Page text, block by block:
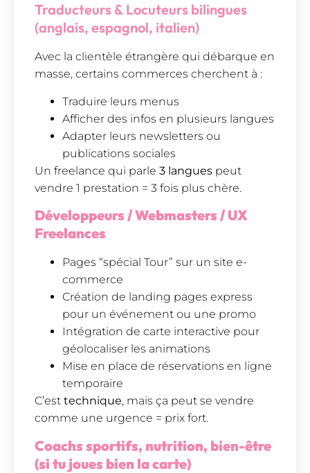
Traducteurs & Locuteurs bilingues
(anglais, espagnol, italien)
Avec la clientèle étrangère qui débarque en
masse, certains commerces cherchent à :
Traduire leurs menus
Afficher des infos en plusieurs langues
Adapter leurs newsletters ou
publications sociales
Un freelance qui parle 3 langues peut
vendre 1 prestation = 3 fois plus chère.
Développeurs / Webmasters / UX
Freelances
Pages “spécial Tour” sur un site e-
commerce
Création de landing pages express
pour un événement ou une promo
Intégration de carte interactive pour
géolocaliser les animations
Mise en place de réservations en ligne
temporaire
C’est technique, mais ça peut se vendre
comme une urgence = prix fort.
Coachs sportifs, nutrition, bien-être
(si tu joues bien la carte)